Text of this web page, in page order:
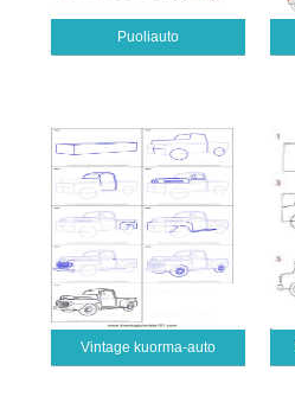
Puoliauto
Vintage kuorma-auto